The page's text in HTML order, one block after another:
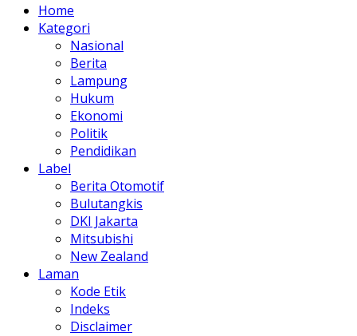
Home
Kategori
Nasional
Berita
Lampung
Hukum
Ekonomi
Politik
Pendidikan
Label
Berita Otomotif
Bulutangkis
DKI Jakarta
Mitsubishi
New Zealand
Laman
Kode Etik
Indeks
Disclaimer